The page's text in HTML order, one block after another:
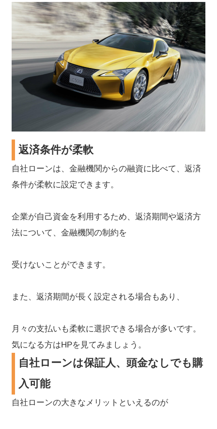
返済条件が柔軟
自社ローンは、金融機関からの融資に比べて、返済
条件が柔軟に設定できます。
企業が自己資金を利用するため、返済期間や返済方
法について、金融機関の制約を
受けないことができます。
また、返済期間が長く設定される場合もあり、
月々の支払いも柔軟に選択できる場合が多いです。
気になる方はHPを見てみましょう。
自社ローンは保証人、頭金なしでも購
入可能
自社ローンの大きなメリットといえるのが